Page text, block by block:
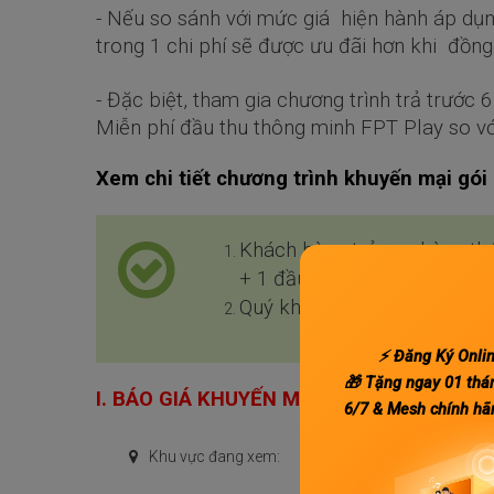
- Nếu so sánh với mức giá hiện hành áp
trong 1 chi phí sẽ được ưu đãi hơn khi
- Đặc biệt, tham gia chương trình trả trước
Miễn phí đầu thu thông minh FPT Play so
Xem chi tiết chương trình khuyến mại
Khách hàng trả sau hàng
+ 1 đầu thu thông minh HD
Quý khách hàng trả trước
I. BÁO GIÁ KHUYẾN MẠI LẮP ĐẶT
Khu vực đang xem:
⚡ Đăng Ký
🎁 Tặng ngay 01
6/7 & Mesh chính